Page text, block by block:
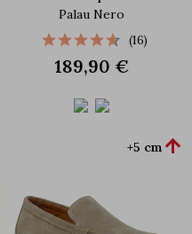
Palau Nero
(16)
189,90 €
+5 cm 